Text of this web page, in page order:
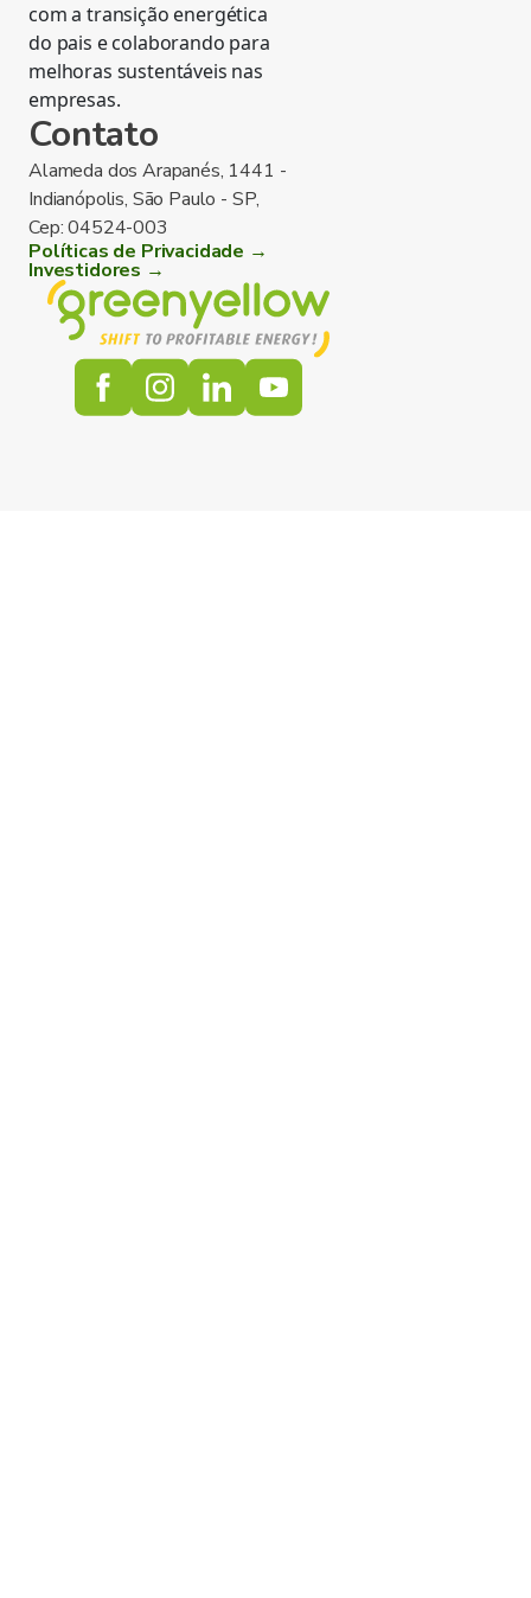
com a transição energética
do pais e colaborando para
melhoras sustentáveis nas
empresas.
Contato
Alameda dos Arapanés, 1441 -
Indianópolis, São Paulo - SP,
Cep: 04524-003
Políticas de Privacidade →
Investidores →